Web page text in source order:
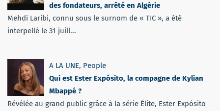
des fondateurs, arrêté en Algérie
Mehdi Laribi, connu sous le surnom de « TIC », a été
interpellé le 31 juill...
A LA UNE, People
Qui est Ester Expósito, la compagne de Kylian
Mbappé ?
Révélée au grand public grâce à la série Élite, Ester Expósito